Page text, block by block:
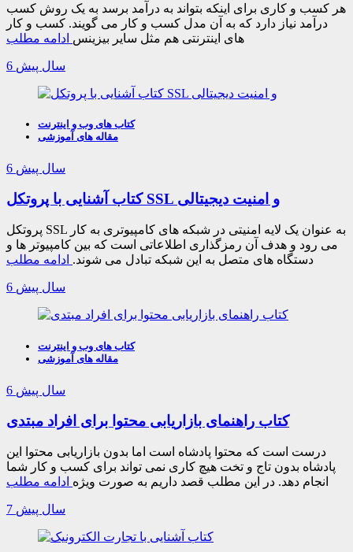
هر کسب و کاری برای اینکه بتواند به درآمد برسد به یک روش کسب
درآمد نیاز دارد که به آن مدل کسب و کار می گویند. کسب و کار
های اینترنتی هم مثل سایر بیزینس ادامه مطلب
6 سال پیش
کتاب های وب و اینترنت
مقاله های آموزشی
6 سال پیش
کتاب آشنایی با پروتکل SSL و امنیت دیجیتالی
پروتکل SSL به عنوان یک لایه امنیتی در شبکه های کامپیوتری به کار
می رود و هدف آن رمزگذاری اطلاعاتی است که بین کامپیوتر ها و
دستگاه های متصل به این شبکه تبادل می شوند. ادامه مطلب
6 سال پیش
کتاب های وب و اینترنت
مقاله های آموزشی
6 سال پیش
کتاب راهنمای بازاریابی محتوا برای افراد مبتدی
درست است که محتوا پادشاه است اما بدون بازاریابی محتوا این
پادشاه بدون تاج و تخت هیچ کاری نمی تواند برای کسب و کار شما
انجام دهد. در این مطلب قصد داریم به صورت ویژه ادامه مطلب
7 سال پیش